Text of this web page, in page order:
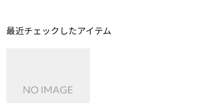
最近チェックしたアイテム